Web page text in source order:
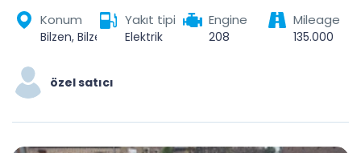
Konum Yakıt tipi
Elektrik
Engine
208
Mileage
135.000
özel satıcı